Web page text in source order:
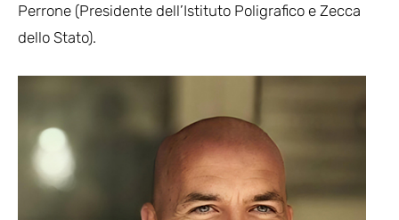
Perrone (Presidente dell’Istituto Poligrafico e Zecca
dello Stato).